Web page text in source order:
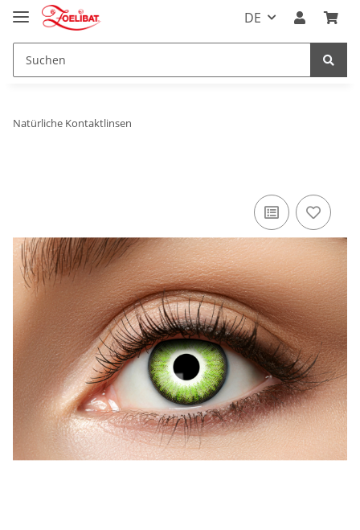
DE
Natürliche Kontaktlinsen